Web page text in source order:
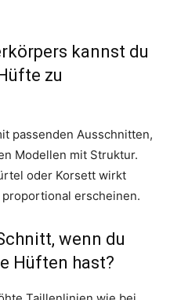
kannst du
zu
passenden Ausschnitten,
Modellen mit Struktur.
oder Korsett wirkt
erscheinen.
wenn du
Hüften hast?